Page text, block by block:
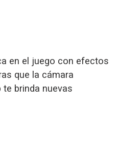
en el juego con efectos
que la cámara
brinda nuevas